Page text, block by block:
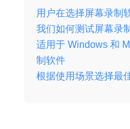
用户在选择屏幕录制
我们如何测试屏幕录
适用于 Windows 和
制软件
根据使用场景选择最